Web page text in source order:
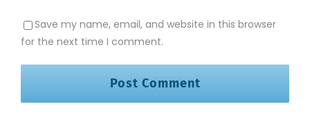
Save my name, email, and website in this browser
for the next time I comment.